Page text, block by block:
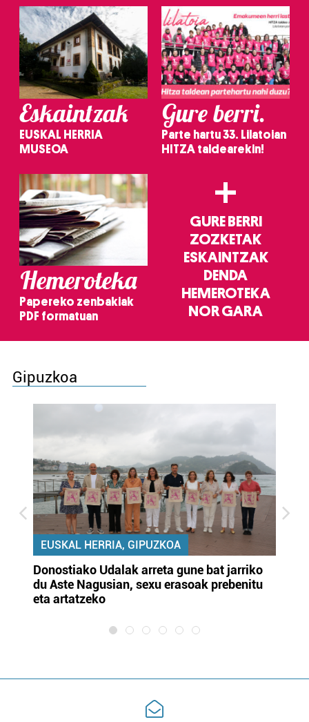
Eskaintzak
EUSKAL HERRIA
MUSEOA
Gure berri.
Parte hartu 33. Lilatoian
HITZA taldearekin!
Hemeroteka
Papereko zenbakiak
PDF formatuan
+
GURE BERRI
ZOZKETAK
ESKAINTZAK
DENDA
HEMEROTEKA
NOR GARA
Gipuzkoa
EUSKAL HERRIA, GIPUZKOA
Donostiako Udalak arreta gune bat jarriko
du Aste Nagusian, sexu erasoak prebenitu
eta artatzeko